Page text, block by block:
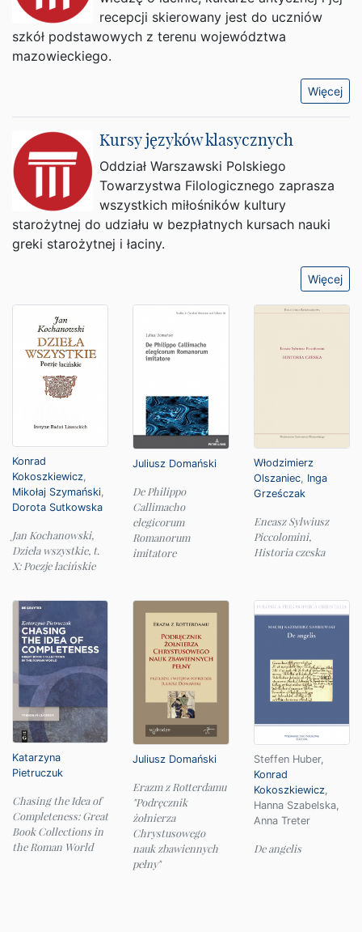
Konrad
Kokoszkiewicz,
Mikołaj Szymański,
Dorota Sutkowska
Jan Kochanowski,
Dzieła wszystkie, t.
X: Poezje łacińskie
Juliusz Domański
De Philippo
Callimacho
elegicorum
Romanorum
imitatore
Włodzimierz
Olszaniec, Inga
Grześczak
Eneasz Sylwiusz
Piccolomini,
Historia czeska
Katarzyna
Pietruczuk
Chasing the Idea of
Completeness: Great
Book Collections in
the Roman World
Juliusz Domański
Erazm z Rotterdamu
"Podręcznik
żołnierza
Chrystusowego
nauk zbawiennych
pełny"
Steffen Huber,
Konrad
Kokoszkiewicz,
Hanna Szabelska,
Anna Treter
De angelis
recepcji skierowany jest do uczniów
szkół podstawowych z terenu województwa
mazowieckiego.
Więcej
Kursy języków klasycznych
Oddział Warszawski Polskiego
Towarzystwa Filologicznego zaprasza
wszystkich miłośników kultury
starożytnej do udziału w bezpłatnych kursach nauki
greki starożytnej i łaciny.
Więcej